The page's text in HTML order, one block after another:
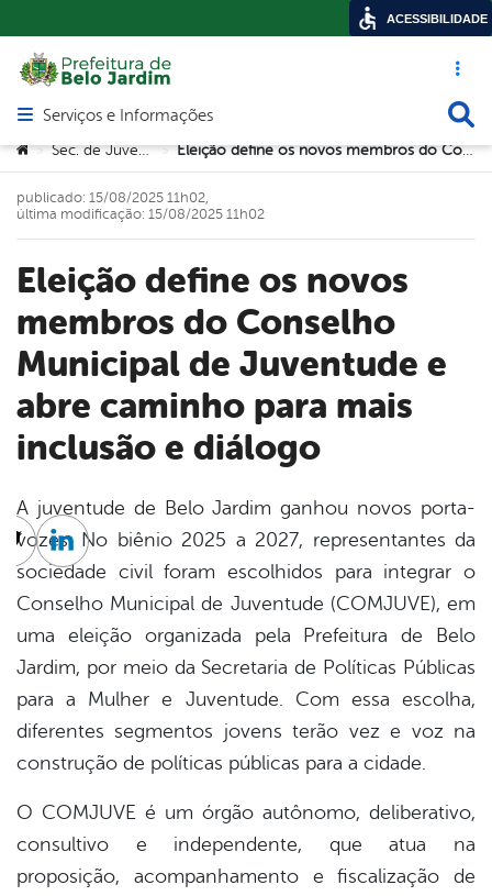
Acesso
Abrir menu principal de navegação
Serviços e Informações
Você está aqui:
> Sec. de Juventude > Eleição define os novos membros do Conselho Municipal de Juventude e abre caminho para mais inclusão e diálogo
Eleição define os novos
membros do Conselho
Municipal de Juventude e
abre caminho para mais
inclusão e diálogo
publicado: 15/08/2025 11h02,
última modificação: 15/08/2025 11h02
A juventude de Belo Jardim ganhou novos porta-
vozes. No biênio 2025 a 2027, representantes da
sociedade civil foram escolhidos para integrar o
Conselho Municipal de Juventude (COMJUVE), em
uma eleição organizada pela Prefeitura de Belo
Jardim, por meio da Secretaria de Políticas Públicas
para a Mulher e Juventude. Com essa escolha,
diferentes segmentos jovens terão vez e voz na
construção de políticas públicas para a cidade.
O COMJUVE é um órgão autônomo, deliberativo,
consultivo e independente, que atua na
proposição, acompanhamento e fiscalização de
TwitterLinkedin
ACESSIBILIDADE